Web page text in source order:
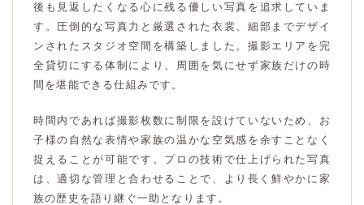
後も見返したくなる心に残る優しい写真を追求していま
す。圧倒的な写真力と厳選された衣裳、細部までデザイ
ンされたスタジオ空間を構築しました。撮影エリアを完
全貸切にする体制により、周囲を気にせず家族だけの時
間を堪能できる仕組みです。
時間内であれば撮影枚数に制限を設けていないため、お
子様の自然な表情や家族の温かな空気感を余すことなく
捉えることが可能です。プロの技術で仕上げられた写真
は、適切な管理と合わせることで、より長く鮮やかに家
族の歴史を語り継ぐ一助となります。